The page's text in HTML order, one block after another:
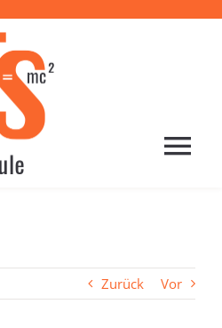
Zurück Vor